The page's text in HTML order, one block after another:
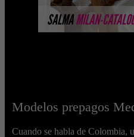
SALMAMILAN-
MÁS
Modelos prepagos
Cuando se habla de Colombia,